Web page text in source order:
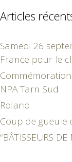
Articles
Samedi 26
France pour le
Commémoration
NPA Tarn Sud :
Roland
Coup de gueule
“BÂTISSEURS